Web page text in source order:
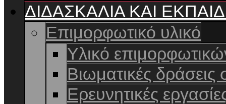
ΔΙΔΑΣΚΑΛΙΑ ΚΑΙ
Επιμορφωτικό υλικό
Υλικό
Βιωματικές δράσεις
Ερευνητικές